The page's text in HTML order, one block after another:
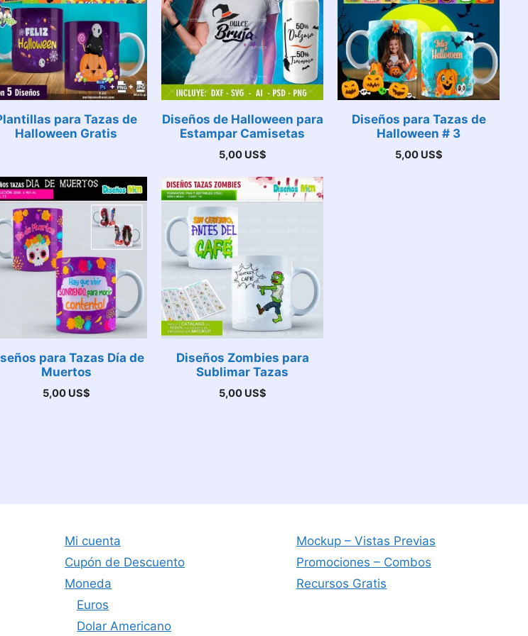
para Tazas de
Halloween Gratis
Diseños de Halloween para
Estampar Camisetas
5,00 US$
Diseños para Tazas de
Halloween # 3
5,00 US$
para Tazas Día de
Muertos
5,00 US$
Diseños Zombies para
Sublimar Tazas
5,00 US$
Mi cuenta
Cupón de Descuento
Moneda
Euros
Dolar Americano
Mockup – Vistas Previas
Promociones – Combos
Recursos Gratis